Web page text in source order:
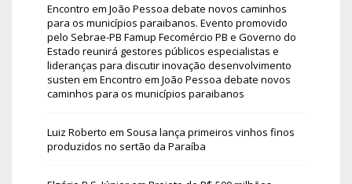
Encontro em João Pessoa debate novos caminhos
para os municípios paraibanos. Evento promovido
pelo Sebrae-PB Famup Fecomércio PB e Governo do
Estado reunirá gestores públicos especialistas e
lideranças para discutir inovação desenvolvimento
susten em Encontro em João Pessoa debate novos
caminhos para os municípios paraibanos
Luiz Roberto em Sousa lança primeiros vinhos finos
produzidos no sertão da Paraíba